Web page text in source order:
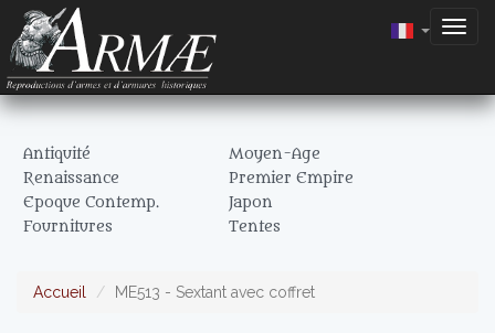
Antiquité
Moyen-Age
Renaissance
Premier Empire
Epoque Contemp.
Japon
Fournitures
Tentes
Accueil ME513 - Sextant avec coffret